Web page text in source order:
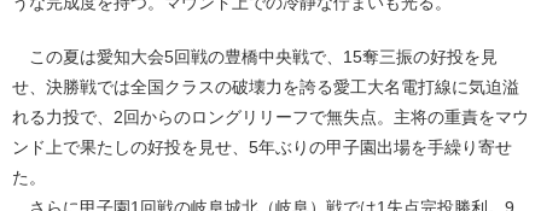
この夏は愛知大会5回戦の豊橋中央戦で、15奪三振の好投を見
せ、決勝戦では全国クラスの破壊力を誇る愛工大名電打線に気迫溢
れる力投で、2回からのロングリリーフで無失点。主将の重責をマウ
ンド上で果たしの好投を見せ、5年ぶりの甲子園出場を手繰り寄せ
た。
さらに甲子園1回戦の岐阜城北（岐阜）戦では1失点完投勝利。9